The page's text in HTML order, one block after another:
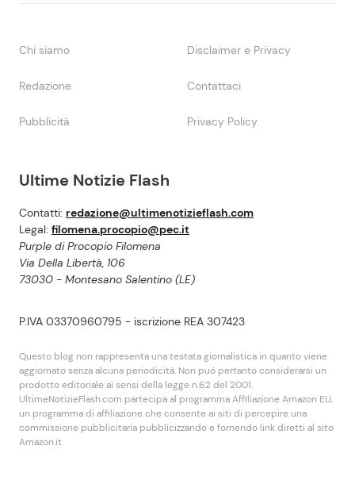
Ultime Notizie Flash
Contatti: redazione@ultimenotizieflash.com
Legal: filomena.procopio@pec.it
Purple di Procopio Filomena
Via Della Libertà, 106
73030 - Montesano Salentino (LE)
P.IVA 03370960795 - iscrizione REA 307423
Questo blog non rappresenta una testata giornalistica in quanto viene
aggiornato senza alcuna periodicità. Non puó pertanto considerarsi un
prodotto editoriale ai sensi della legge n.62 del 2001.
UltimeNotizieFlash.com partecipa al programma Affiliazione Amazon EU,
un programma di affiliazione che consente ai siti di percepire una
commissione pubblicitaria pubblicizzando e fornendo link diretti al sito
Amazon.it.
Chi siamo Disclaimer e Privacy
Redazione Contattaci
Pubblicità Privacy Policy